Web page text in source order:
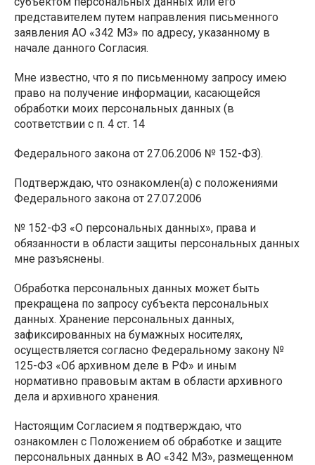
представителем путем направления письменного
заявления АО «342 МЗ» по адресу, указанному в
начале данного Согласия.
Мне известно, что я по письменному запросу имею
право на получение информации, касающейся
обработки моих персональных данных (в
соответствии с п. 4 ст. 14
Федерального закона от 27.06.2006 № 152-ФЗ).
Подтверждаю, что ознакомлен(а) с положениями
Федерального закона от 27.07.2006
№ 152-ФЗ «О персональных данных», права и
обязанности в области защиты персональных данных
мне разъяснены.
Обработка персональных данных может быть
прекращена по запросу субъекта персональных
данных. Хранение персональных данных,
зафиксированных на бумажных носителях,
осуществляется согласно Федеральному закону №
125-ФЗ «Об архивном деле в РФ» и иным
нормативно правовым актам в области архивного
дела и архивного хранения.
Настоящим Согласием я подтверждаю, что
ознакомлен с Положением об обработке и защите
персональных данных в АО «342 МЗ», размещенном